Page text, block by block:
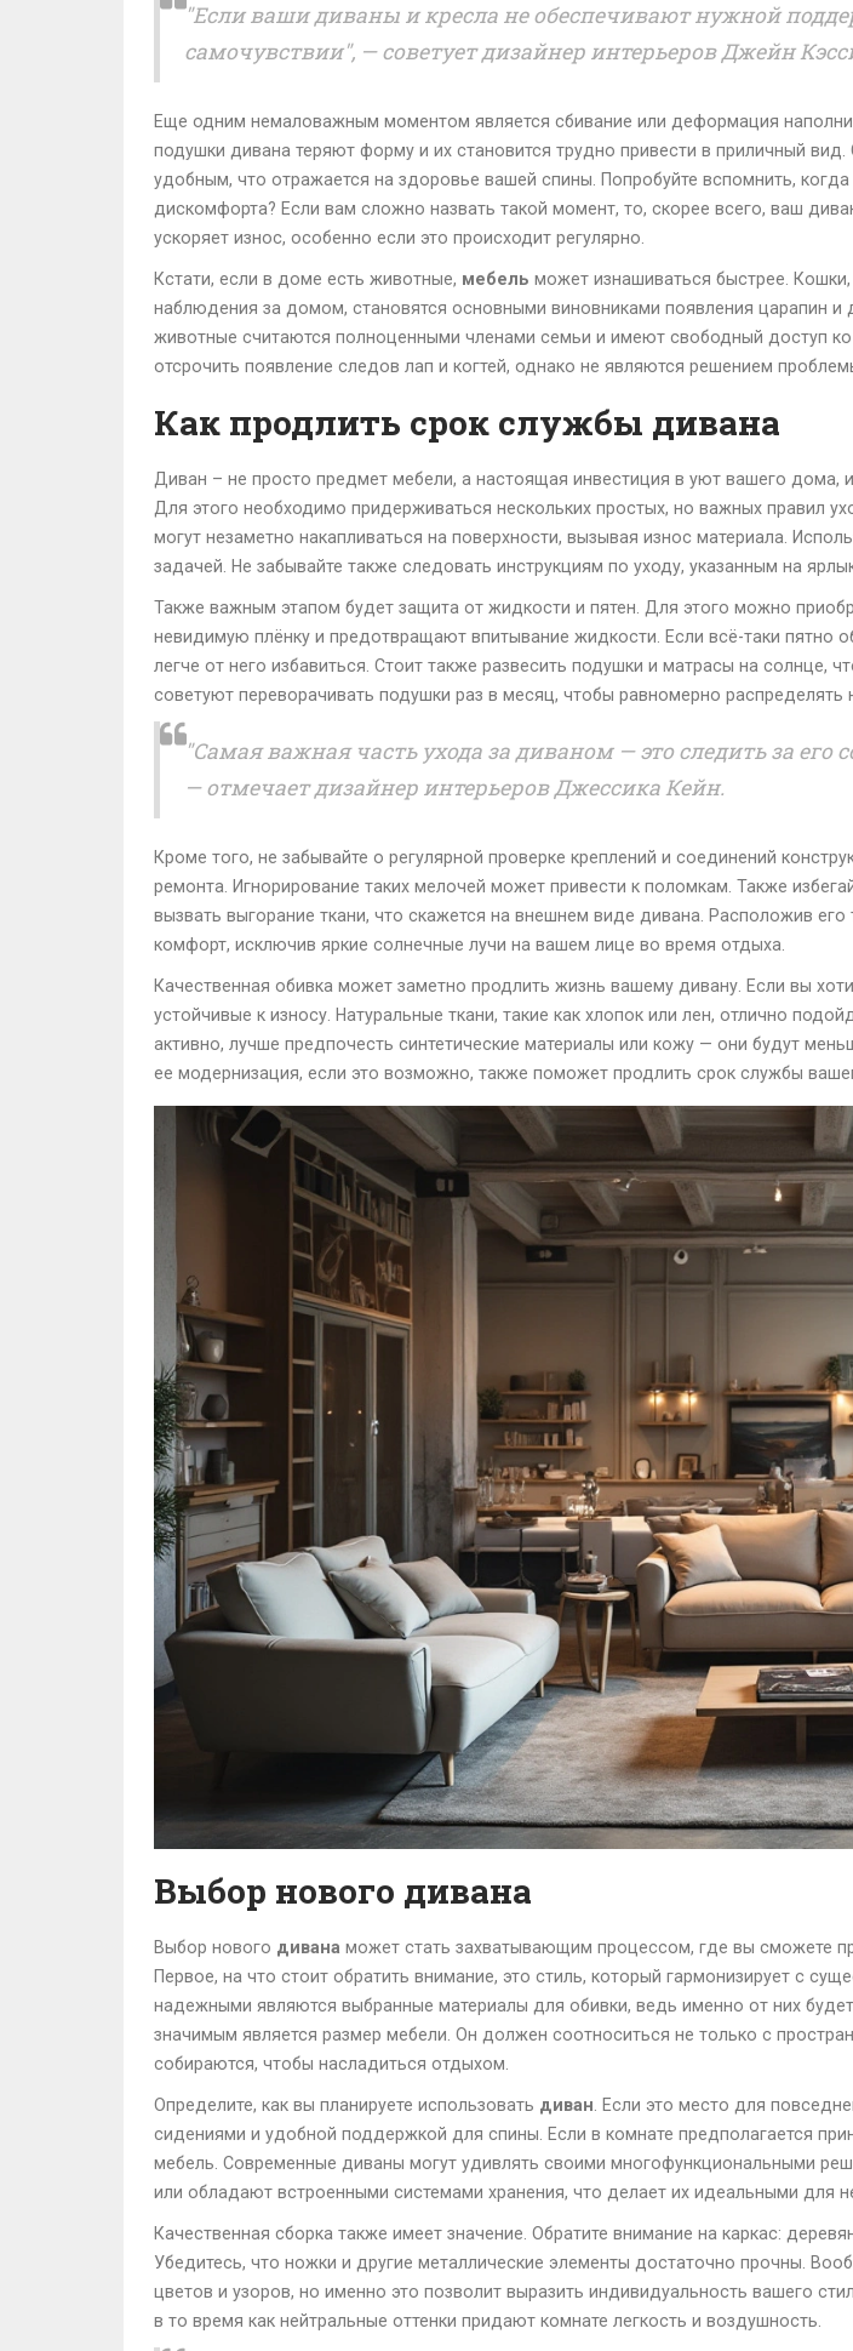
"Если ваши диваны и кресла не обеспечивают нужной
самочувствии", — советует дизайнер интерьеров Джейн
Еще одним немаловажным моментом является сбивание или деформация
подушки дивана теряют форму и их становится трудно привести в приличный
удобным, что отражается на здоровье вашей спины. Попробуйте вспомнить,
дискомфорта? Если вам сложно назвать такой момент, то, скорее всего, ваш
ускоряет износ, особенно если это происходит регулярно.
Кстати, если в доме есть животные, мебель может изнашиваться быстрее.
наблюдения за домом, становятся основными виновниками появления царапин и
животные считаются полноценными членами семьи и имеют свободный доступ
отсрочить появление следов лап и когтей, однако не являются решением
Как продлить срок службы дивана
Диван – не просто предмет мебели, а настоящая инвестиция в уют вашего дома,
Для этого необходимо придерживаться нескольких простых, но важных правил
могут незаметно накапливаться на поверхности, вызывая износ материала.
задачей. Не забывайте также следовать инструкциям по уходу, указанным на
Также важным этапом будет защита от жидкости и пятен. Для этого можно
невидимую плёнку и предотвращают впитывание жидкости. Если всё-таки пятно
легче от него избавиться. Стоит также развесить подушки и матрасы на солнце,
советуют переворачивать подушки раз в месяц, чтобы равномерно распределять
"Самая важная часть ухода за диваном — это следить за его
— отмечает дизайнер интерьеров Джессика Кейн.
Кроме того, не забывайте о регулярной проверке креплений и соединений
ремонта. Игнорирование таких мелочей может привести к поломкам. Также
вызвать выгорание ткани, что скажется на внешнем виде дивана. Расположив
комфорт, исключив яркие солнечные лучи на вашем лице во время отдыха.
Качественная обивка может заметно продлить жизнь вашему дивану. Если вы
устойчивые к износу. Натуральные ткани, такие как хлопок или лен, отлично
активно, лучше предпочесть синтетические материалы или кожу — они будут
ее модернизация, если это возможно, также поможет продлить срок службы
Выбор нового дивана
Выбор нового дивана может стать захватывающим процессом, где вы сможете
Первое, на что стоит обратить внимание, это стиль, который гармонизирует с
надежными являются выбранные материалы для обивки, ведь именно от них
значимым является размер мебели. Он должен соотноситься не только с
собираются, чтобы насладиться отдыхом.
Определите, как вы планируете использовать диван. Если это место для
сидениями и удобной поддержкой для спины. Если в комнате предполагается
мебель. Современные диваны могут удивлять своими многофункциональными
или обладают встроенными системами хранения, что делает их идеальными для
Качественная сборка также имеет значение. Обратите внимание на каркас:
Убедитесь, что ножки и другие металлические элементы достаточно прочны.
цветов и узоров, но именно это позволит выразить индивидуальность вашего
в то время как нейтральные оттенки придают комнате легкость и воздушность.